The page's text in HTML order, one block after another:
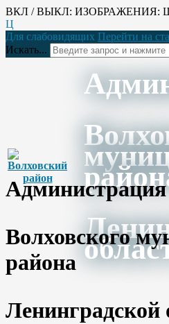
ВКЛ / ВЫКЛ: ИЗОБРАЖЕНИЯ:
Ц
Для слабовидящих Перейти на
Искать...
Администрация
Волховского
района
Ленинградской